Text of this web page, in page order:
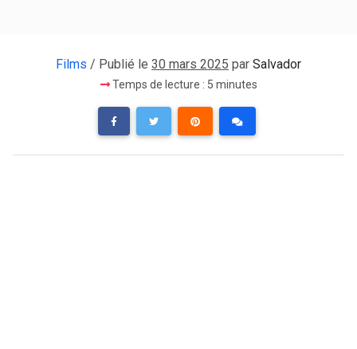
Films / Publié le 30 mars 2025 par Salvador
Temps de lecture : 5 minutes